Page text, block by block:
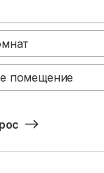
помещение